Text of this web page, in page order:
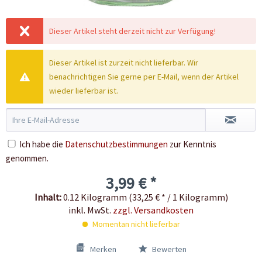
Dieser Artikel steht derzeit nicht zur Verfügung!
Dieser Artikel ist zurzeit nicht lieferbar. Wir
benachrichtigen Sie gerne per E-Mail, wenn der Artikel
wieder lieferbar ist.
Ich habe die Datenschutzbestimmungen zur Kenntnis
genommen.
3,99 € *
Inhalt:0.12 Kilogramm (33,25 € * / 1 Kilogramm)
inkl. MwSt. zzgl. Versandkosten
Momentan nicht lieferbar
Merken Bewerten